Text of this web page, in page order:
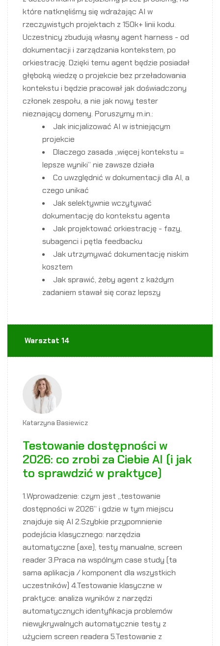
które natknęliśmy się wdrażając AI w
rzeczywistych projektach z 150k+ linii kodu.
Uczestnicy zbudują własny agent harness - od
dokumentacji i zarządzania kontekstem, po
orkiestrację. Dzięki temu agent będzie posiadał
głęboką wiedzę o projekcie bez przeładowania
kontekstu i będzie pracował jak doświadczony
członek zespołu, a nie jak nowy tester
nieznający domeny. Poruszymy m.in.:
Jak inicjalizować AI w istniejącym
projekcie
Dlaczego zasada „więcej kontekstu =
lepsze wyniki” nie zawsze działa
Co uwzględnić w dokumentacji dla AI, a
czego unikać
Jak selektywnie wczytywać
dokumentację do kontekstu agenta
Jak projektować orkiestrację - fazy,
subagenci i pętla feedbacku
Jak utrzymywać dokumentację niskim
kosztem
Jak sprawić, żeby agent z każdym
zadaniem stawał się coraz lepszy
Warsztat 14
Katarzyna Basiewicz
Testowanie dostępności w
2026: co zrobi za Ciebie AI (i jak
to sprawdzić w praktyce)
1.Wprowadzenie: czym jest „testowanie
dostępności w 2026” i gdzie w tym miejscu
znajduje się AI 2.Szybkie przypomnienie
podejścia klasycznego: narzędzia
automatyczne (axe), testy manualne, screen
reader 3.Praca na wspólnym case study (ta
sama aplikacja / komponent dla wszystkich
uczestników) 4.Testowanie klasyczne w
praktyce: analiza wyników z narzędzi
automatycznych identyfikacja problemów
niewykrywalnych automatycznie testy z
użyciem screen readera 5.Testowanie z